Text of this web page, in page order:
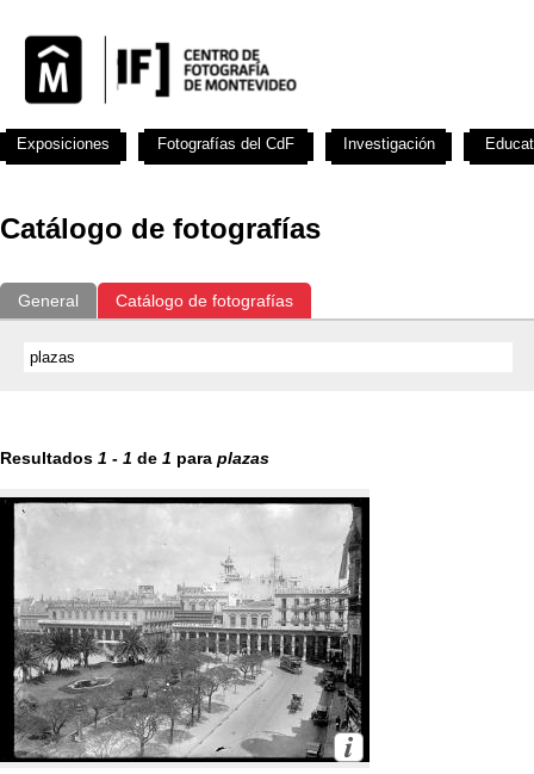
Catálogo de fotografías
General Catálogo de fotografías
Resultados 1 - 1 de 1 para plazas
Exposiciones Fotografías del CdF Investigación